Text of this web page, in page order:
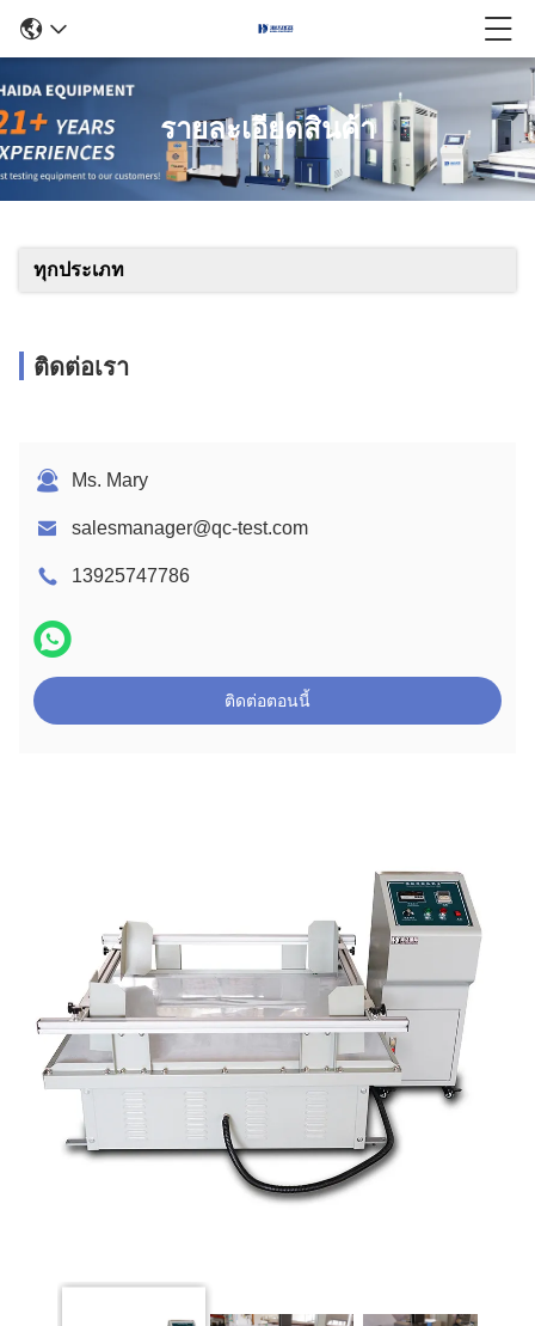
รายละเอียดสินค้า
ทุกประเภท
ติดต่อเรา
Ms. Mary
salesmanager@qc-test.com
13925747786
ติดต่อตอนนี้